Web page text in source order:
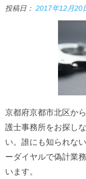
投稿日： 2017年12月20
京都府京都市北区か
護士事務所をお探し
い。誰にも知られな
ーダイヤルで偽計業
います。